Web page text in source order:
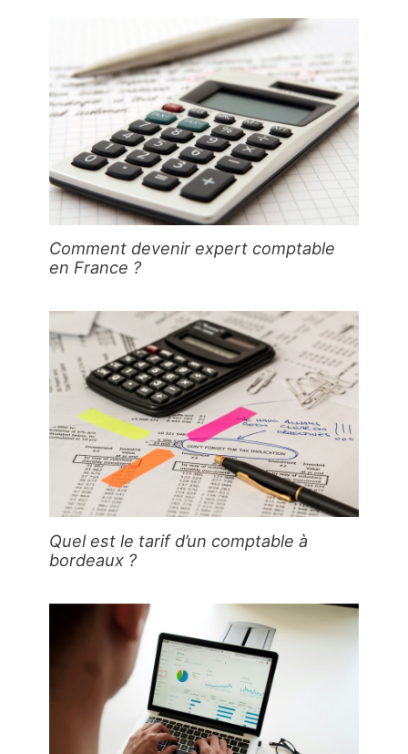
Comment devenir expert comptable
en France ?
Quel est le tarif d’un comptable à
bordeaux ?